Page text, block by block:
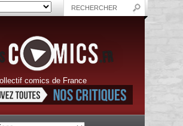
comics de France